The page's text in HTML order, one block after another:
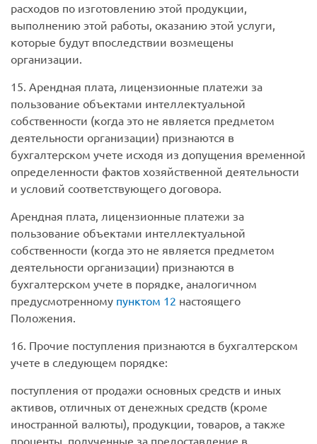
расходов по изготовлению этой продукции,
выполнению этой работы, оказанию этой услуги,
которые будут впоследствии возмещены
организации.
15. Арендная плата, лицензионные платежи за
пользование объектами интеллектуальной
собственности (когда это не является предметом
деятельности организации) признаются в
бухгалтерском учете исходя из допущения временной
определенности фактов хозяйственной деятельности
и условий соответствующего договора.
Арендная плата, лицензионные платежи за
пользование объектами интеллектуальной
собственности (когда это не является предметом
деятельности организации) признаются в
бухгалтерском учете в порядке, аналогичном
предусмотренному пунктом 12 настоящего
Положения.
16. Прочие поступления признаются в бухгалтерском
учете в следующем порядке:
поступления от продажи основных средств и иных
активов, отличных от денежных средств (кроме
иностранной валюты), продукции, товаров, а также
проценты, полученные за предоставление в